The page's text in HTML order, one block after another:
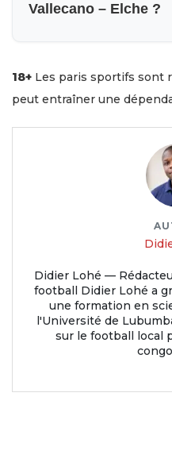
Vallecano – Elche ?
18+ Les paris sportifs sont
peut entraîner une
Didier Lohé —
football Didier Lohé a
une formation en
l'Université de
sur le football local